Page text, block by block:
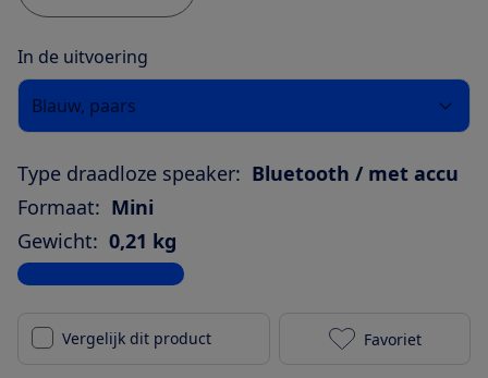
In de uitvoering
Blauw, paars
Type draadloze speaker: Bluetooth / met accu
Formaat: Mini
Gewicht: 0,21 kg
Bekijk alle specificaties
Vergelijk dit product JBL Go 3
Favoriet